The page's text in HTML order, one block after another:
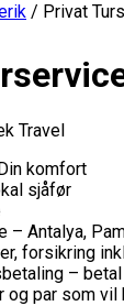
/ Privat
Travel
komfort
sjåfør
– Antalya,
forsikring
– betal
par som